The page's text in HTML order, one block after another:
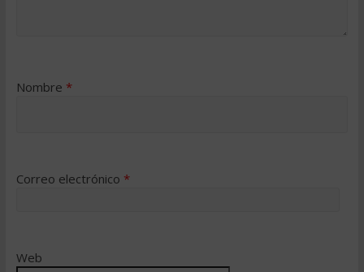
Nombre *
Correo electrónico *
Web